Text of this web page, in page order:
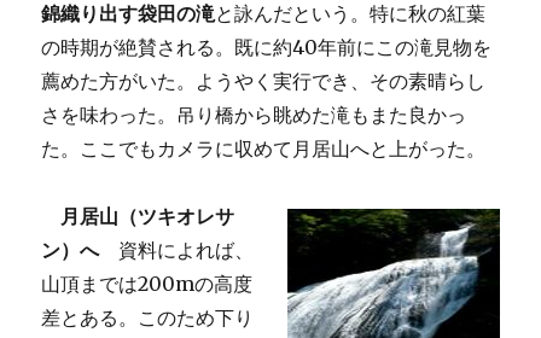
錦織り出す袋田の滝と詠んだという。特に秋の紅葉
の時期が絶賛される。既に約40年前にこの滝見物を
薦めた方がいた。ようやく実行でき、その素晴らし
さを味わった。吊り橋から眺めた滝もまた良かっ
た。ここでもカメラに収めて月居山へと上がった。
月居山（ツキオレサ
ン）へ資料によれば、
山頂までは200mの高度
差とある。このため下り